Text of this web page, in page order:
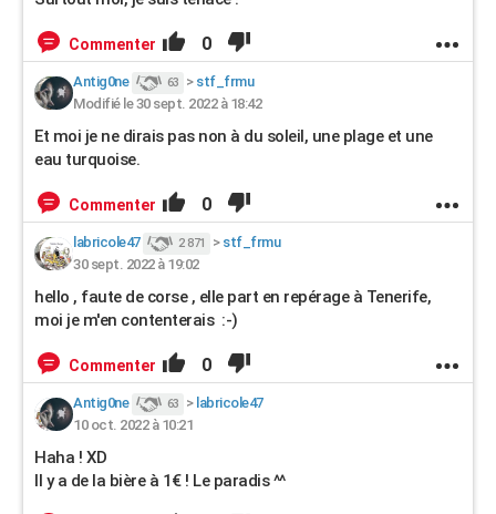
Commenter 0
Antig0ne 63 > stf_frmu
Modifié le 30 sept. 2022 à 18:42
Et moi je ne dirais pas non à du soleil, une plage et une
eau turquoise.
Commenter 0
labricole47 2 871 > stf_frmu
30 sept. 2022 à 19:02
hello , faute de corse , elle part en repérage à Tenerife,
moi je m'en contenterais :-)
Commenter 0
Antig0ne 63 > labricole47
10 oct. 2022 à 10:21
Haha ! XD
Il y a de la bière à 1€ ! Le paradis ^^